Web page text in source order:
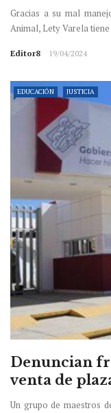
Gracias a su mal
Animal, Lety Varela
Editor8 19/04/2024
EDUCACIÓN JUSTICIA
Denuncian
venta de
Un grupo de maestros